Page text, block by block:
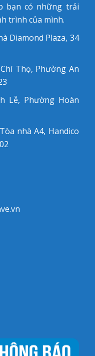
bạn có những trải
trình của mình.
Diamond Plaza, 34
Thọ, Phường An
Lễ, Phường Hoàn
nhà A4, Handico